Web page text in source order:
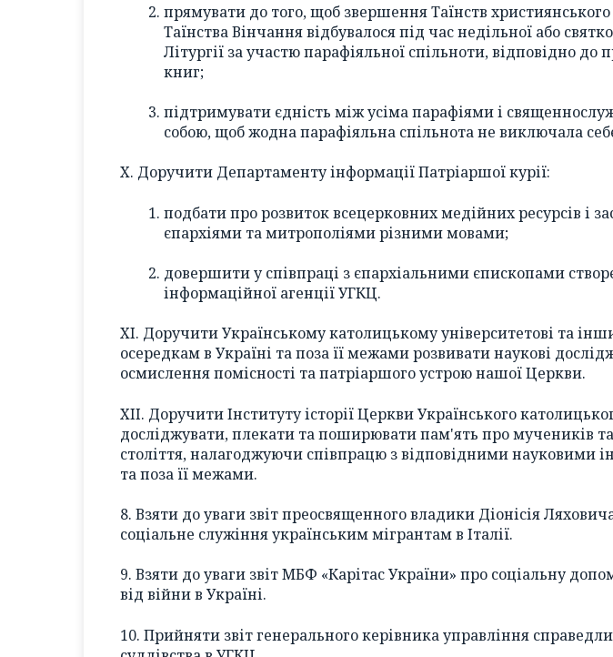
прямувати до того, щоб звершення Таїнств
Таїнства Вінчання відбувалося під час недільної або
Літургії за участю парафіяльної спільноти, відповідно до
книг;
підтримувати єдність між усіма парафіями і
собою, щоб жодна парафіяльна спільнота не виключала
X. Доручити Департаменту інформації Патріаршої курії:
подбати про розвиток всецерковних медійних ресурсів і
єпархіями та митрополіями різними мовами;
довершити у співпраці з єпархіальними єпископами
інформаційної агенції УГКЦ.
XI. Доручити Українському католицькому університетові та
осередкам в Україні та поза її межами розвивати наукові
осмислення помісності та патріаршого устрою нашої Церкви.
XII. Доручити Інституту історії Церкви Українського
досліджувати, плекати та поширювати пам'ять про мучеників та
століття, налагоджуючи співпрацю з відповідними науковими
та поза її межами.
8. Взяти до уваги звіт преосвященного владики Діонісія
соціальне служіння українським мігрантам в Італії.
9. Взяти до уваги звіт МБФ «Карітас України» про соціальну
від війни в Україні.
10. Прийняти звіт генерального керівника управління